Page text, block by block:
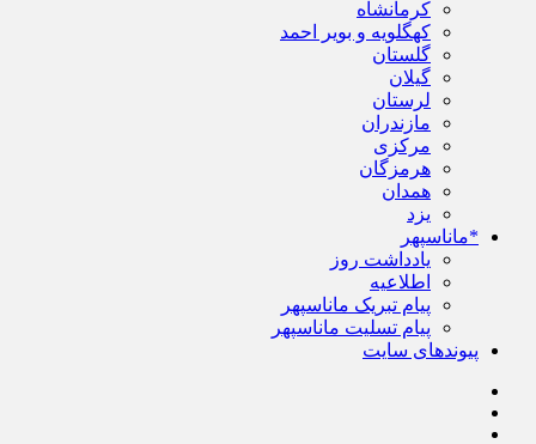
کرمانشاه
کهگلویه و بویر احمد
گلستان
گیلان
لرستان
مازندران
مرکزی
هرمزگان
همدان
یزد
*ماناسپهر
یادداشت روز
اطلاعیه
پیام تبریک ماناسپهر
پیام تسلیت ماناسپهر
پیوندهای سایت